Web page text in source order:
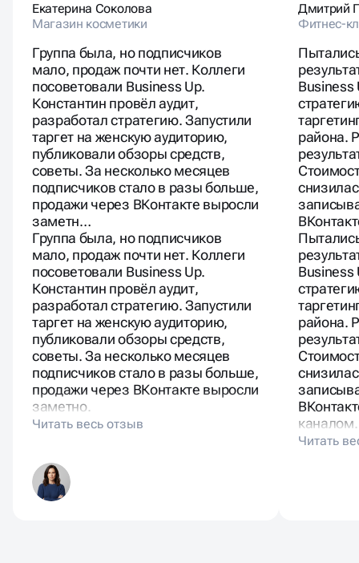
Екатерина Соколова
Магазин косметики
Группа была, но подписчиков
мало, продаж почти нет. Коллеги
посоветовали Business Up.
Константин провёл аудит,
разработал стратегию. Запустили
таргет на женскую аудиторию,
публиковали обзоры средств,
советы. За несколько месяцев
подписчиков стало в разы больше,
продажи через ВКонтакте выросли
заметн…
Группа была, но подписчиков
мало, продаж почти нет. Коллеги
посоветовали Business Up.
Константин провёл аудит,
разработал стратегию. Запустили
таргет на женскую аудиторию,
публиковали обзоры средств,
советы. За несколько месяцев
подписчиков стало в разы больше,
продажи через ВКонтакте выросли
заметно.
Дмитрий
Фитнес-
Business
района.
Business
района.
каналом.